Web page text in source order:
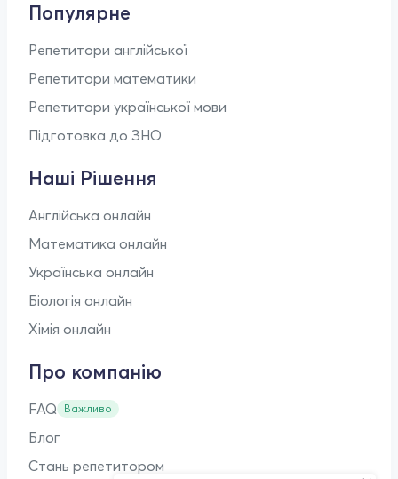
Популярне
Репетитори англійської
Репетитори математики
Репетитори української мови
Підготовка до ЗНО
Наші Рішення
Англійська онлайн
Математика онлайн
Українська онлайн
Біологія онлайн
Хімія онлайн
Про компанію
FAQ Важливо
Блог
Стань репетитором